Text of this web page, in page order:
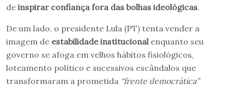
de inspirar confiança fora das bolhas ideológicas.
De um lado, o presidente Lula (PT) tenta vender a
imagem de estabilidade institucionalenquanto seu
governo se afoga em velhos hábitos fisiológicos,
loteamento político e sucessivos escândalos que
transformaram a prometida “frente democrática”